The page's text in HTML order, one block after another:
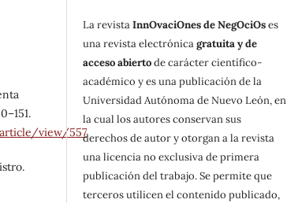
view/557
La revistaInnOvaciOnes de NegOciOses
una revista electrónicagratuita y de
acceso abiertode carácter científico-
académico y es una publicación de la
Universidad Autónoma de Nuevo León, en
la cual los autores conservan sus
derechos de autor y otorgan a la revista
una licencia no exclusiva de primera
publicación del trabajo. Se permite que
terceros utilicen el contenido publicado,